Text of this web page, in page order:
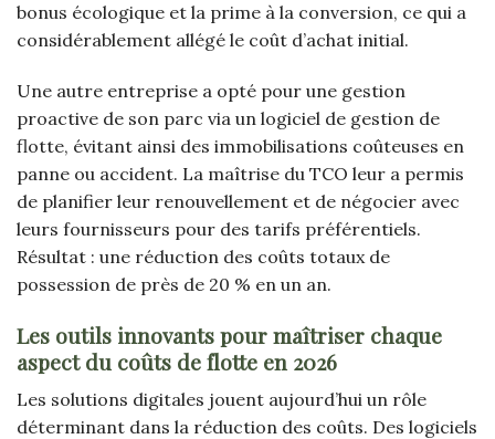
bonus écologique et la prime à la conversion, ce qui a
considérablement allégé le coût d’achat initial.
Une autre entreprise a opté pour une gestion
proactive de son parc via un logiciel de gestion de
flotte, évitant ainsi des immobilisations coûteuses en
panne ou accident. La maîtrise du TCO leur a permis
de planifier leur renouvellement et de négocier avec
leurs fournisseurs pour des tarifs préférentiels.
Résultat : une réduction des coûts totaux de
possession de près de 20 % en un an.
Les outils innovants pour maîtriser chaque
aspect du coûts de flotte en 2026
Les solutions digitales jouent aujourd’hui un rôle
déterminant dans la réduction des coûts. Des logiciels